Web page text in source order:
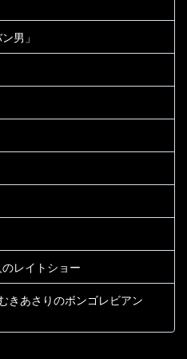
男」
レイトショー
あさりのボンゴレビアン